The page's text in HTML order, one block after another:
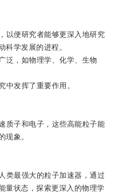
便研究者能够更深入地研究
科学发展的进程。
，如物理学、化学、生物
发挥了重要作用。
子和电子，这些高能粒子能
现象。
最强大的粒子加速器，通过
量状态，探索更深入的物理学